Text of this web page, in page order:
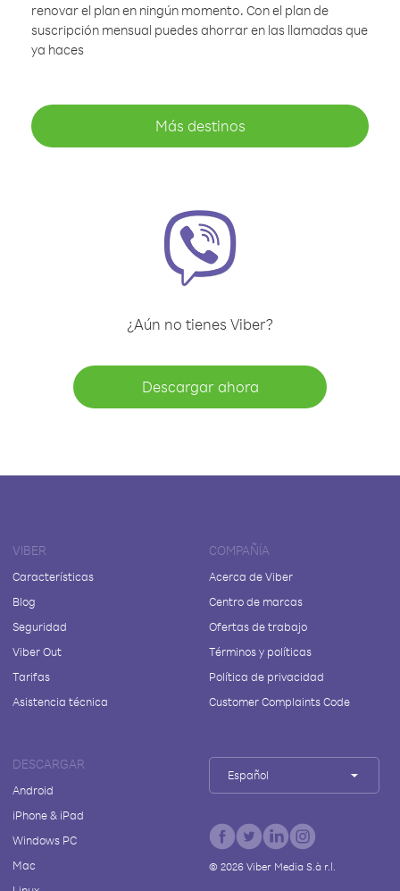
renovar el plan en ningún momento. Con el plan de
suscripción mensual puedes ahorrar en las llamadas que
ya haces
Más destinos
¿Aún no tienes Viber?
Descargar ahora
VIBER
Características
Blog
Seguridad
Viber Out
Tarifas
Asistencia técnica
COMPAÑÍA
Acerca de Viber
Centro de marcas
Ofertas de trabajo
Términos y políticas
Política de privacidad
Customer Complaints Code
DESCARGAR
Android
iPhone & iPad
Windows PC
Mac
Español
© 2026Viber Media S.à r.l.